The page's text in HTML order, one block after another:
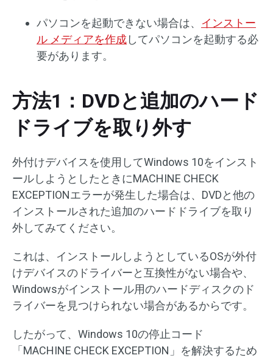
パソコンを起動できない場合は、 インストー
ル メディアを作成してパソコンを起動する必
要があります。
方法1：DVDと追加のハード
ドライブを取り外す
外付けデバイスを使用してWindows 10をインスト
ールしようとしたときにMACHINE CHECK
EXCEPTIONエラーが発生した場合は、DVDと他の
インストールされた追加のハードドライブを取り
外してみてください。
これは、インストールしようとしているOSが外付
けデバイスのドライバーと互換性がない場合や、
Windowsがインストール用のハードディスクのド
ライバーを見つけられない場合があるからです。
したがって、Windows 10の停止コード
「MACHINE CHECK EXCEPTION」を解決するため